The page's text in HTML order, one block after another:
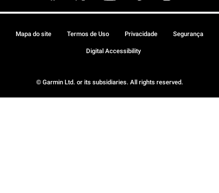
© Garmin Ltd. or its subsidiaries. All rights reserved.
Mapa do site Termos de Uso Privacidade Segurança
Digital Accessibility